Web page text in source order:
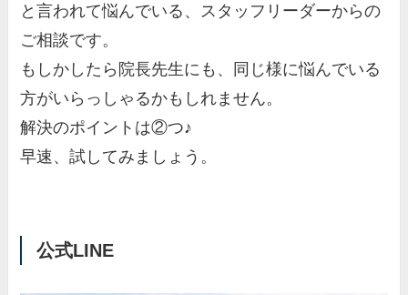
と言われて悩んでいる、スタッフリーダーからの
ご相談です。
もしかしたら院長先生にも、同じ様に悩んでいる
方がいらっしゃるかもしれません。
解決のポイントは②つ♪
早速、試してみましょう。
公式LINE